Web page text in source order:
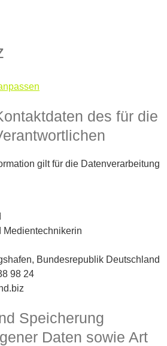
des für die
gilt für die Datenverarbeitung
Medientechnikerin
Bundesrepublik Deutschland
98 24
Speicherung
Daten sowie Art